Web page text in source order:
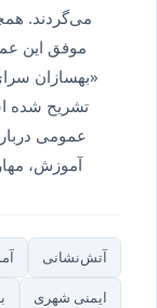
می‌گردند.
موفق این
«بهسازان
تشریح شده
عمومی
آموزش،
آتش‌نشانی
ایمنی شهری